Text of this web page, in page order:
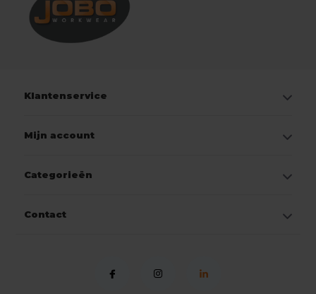
Klantenservice
Mijn account
Categorieën
Contact